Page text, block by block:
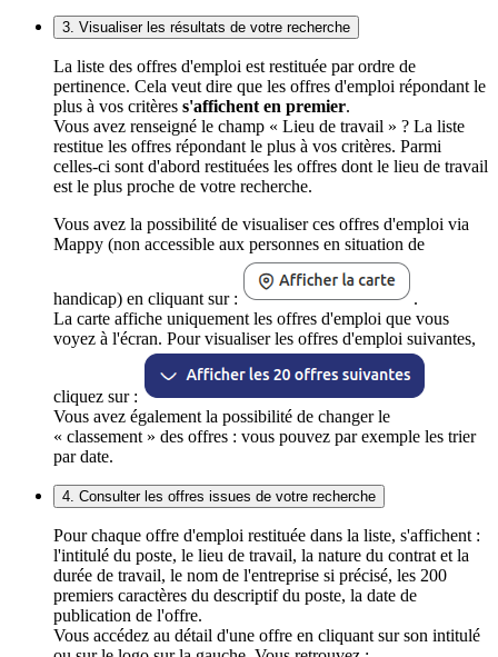
3. Visualiser les résultats de votre recherche
La liste des offres d'emploi est restituée par ordre de
pertinence. Cela veut dire que les offres d'emploi répondant le
plus à vos critères s'affichent en premier.
Vous avez renseigné le champ « Lieu de travail » ? La liste
restitue les offres répondant le plus à vos critères. Parmi
celles-ci sont d'abord restituées les offres dont le lieu de travail
est le plus proche de votre recherche.
Vous avez la possibilité de visualiser ces offres d'emploi via
Mappy (non accessible aux personnes en situation de
handicap) en cliquant sur :
.
La carte affiche uniquement les offres d'emploi que vous
voyez à l'écran. Pour visualiser les offres d'emploi suivantes,
cliquez sur :
Vous avez également la possibilité de changer le
« classement » des offres : vous pouvez par exemple les trier
par date.
4. Consulter les offres issues de votre recherche
Pour chaque offre d'emploi restituée dans la liste, s'affichent :
l'intitulé du poste, le lieu de travail, la nature du contrat et la
durée de travail, le nom de l'entreprise si précisé, les 200
premiers caractères du descriptif du poste, la date de
publication de l'offre.
Vous accédez au détail d'une offre en cliquant sur son intitulé